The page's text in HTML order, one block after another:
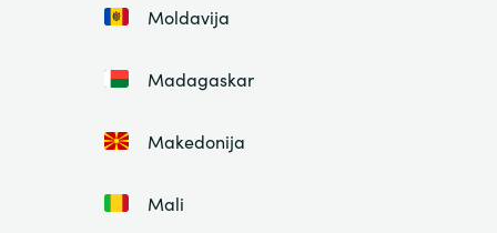
Moldavija
Madagaskar
Makedonija
Mali